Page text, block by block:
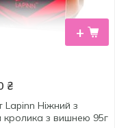
+
₴
Lapinn Ніжний з
кролика з вишнею 95г